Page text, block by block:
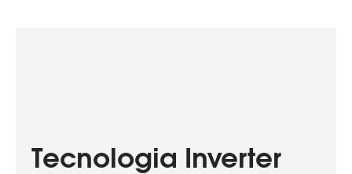
Tecnologia Inverter